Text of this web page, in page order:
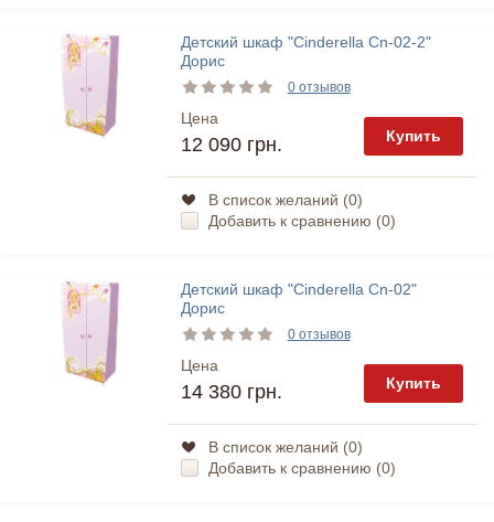
Детский шкаф "Cinderella Cn-02-2"
Дорис
0 отзывов
Цена
12 090 грн. Купить
В список желаний (0)
Добавить к сравнению (0)
Детский шкаф "Cinderella Cn-02"
Дорис
0 отзывов
Цена
14 380 грн. Купить
В список желаний (0)
Добавить к сравнению (0)